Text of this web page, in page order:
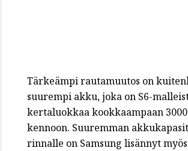
Tärkeämpi rautamuutos on
suurempi akku, joka on S6-
kertaluokkaa kookkaampaan
kennoon. Suuremman
rinnalle on Samsung lisännyt myös